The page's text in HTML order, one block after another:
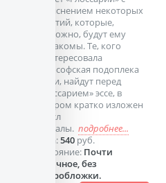
объяснением некоторых
понятий, которые,
возможно, будут ему
незнакомы. Те, кого
заинтересовала
философская подоплека
книги, найдут перед
«Глоссарием» эссе, в
котором кратко изложен
смысл
Каббалы. подробнее...
Цена:540руб.
Состояние: Почти
отличное, без
суперобложки.